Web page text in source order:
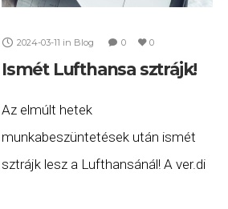
2024-03-11 in Blog 0 0
Ismét Lufthansa sztrájk!
Az elmúlt hetek
munkabeszüntetések után ismét
sztrájk lesz a Lufthansánál! A ver.di